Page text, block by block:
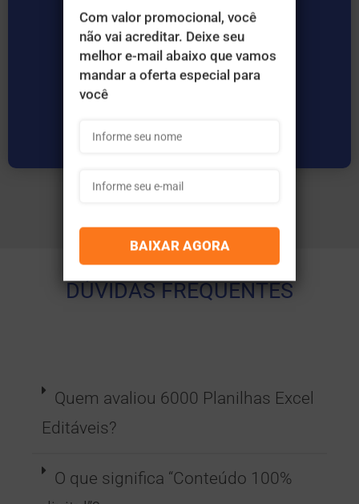
(vitalício)
ACESSO VITALÍCIO
77,00
DÚVIDAS FREQUENTES
Quem avaliou 6000 Planilhas Excel
Editáveis?
O que significa “Conteúdo 100%